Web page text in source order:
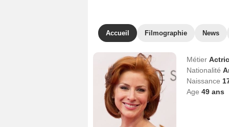
Accueil Filmographie News
Métier
Nationalité
Naissance
Age 49ans